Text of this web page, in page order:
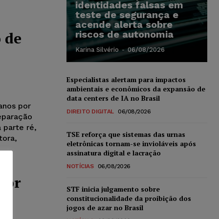
de
por
parte ré,
identidades falsas em
teste de segurança e
acende alerta sobre
riscos de autonomia
Karina Silvério - 06/08/2026
Especialistas alertam para impactos
ambientais e econômicos da expansão de
data centers de IA no Brasil
DIREITO DIGITAL 06/08/2026
TSE reforça que sistemas das urnas
eletrônicas tornam-se invioláveis após
assinatura digital e lacração
NOTÍCIAS 06/08/2026
STF inicia julgamento sobre
constitucionalidade da proibição dos
jogos de azar no Brasil